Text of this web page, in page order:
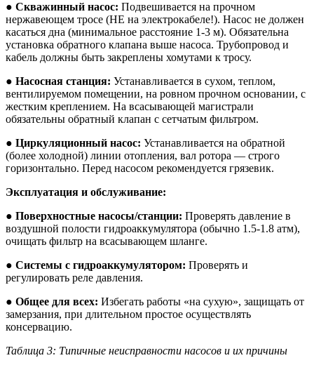
● Скважинный насос: Подвешивается на прочном
нержавеющем тросе (НЕ на электрокабеле!). Насос не должен
касаться дна (минимальное расстояние 1-3 м). Обязательна
установка обратного клапана выше насоса. Трубопровод и
кабель должны быть закреплены хомутами к тросу.
● Насосная станция: Устанавливается в сухом, теплом,
вентилируемом помещении, на ровном прочном основании, с
жестким креплением. На всасывающей магистрали
обязательны обратный клапан с сетчатым фильтром.
● Циркуляционный насос: Устанавливается на обратной
(более холодной) линии отопления, вал ротора — строго
горизонтально. Перед насосом рекомендуется грязевик.
Эксплуатация и обслуживание:
● Поверхностные насосы/станции: Проверять давление в
воздушной полости гидроаккумулятора (обычно 1.5-1.8 атм),
очищать фильтр на всасывающем шланге.
● Системы с гидроаккумулятором: Проверять и
регулировать реле давления.
● Общее для всех: Избегать работы «на сухую», защищать от
замерзания, при длительном простое осуществлять
консервацию.
Таблица 3: Типичные неисправности насосов и их причины